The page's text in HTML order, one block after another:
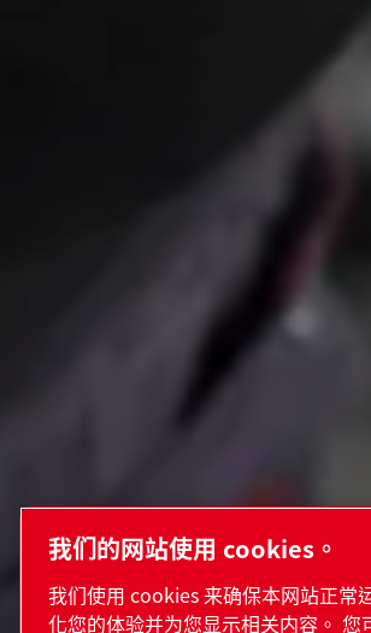
我们的网站使用 cookies。
我们使用 cookies 来确保本网站正常
化您的体验并为您显示相关内容。 您